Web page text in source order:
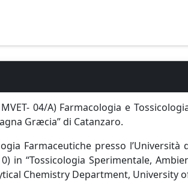
04/A) Farmacologia e
Græcia” di Catanzaro.
Farmaceutiche presso
in “Tossicologia Sperimentale,
Chemistry Department, University